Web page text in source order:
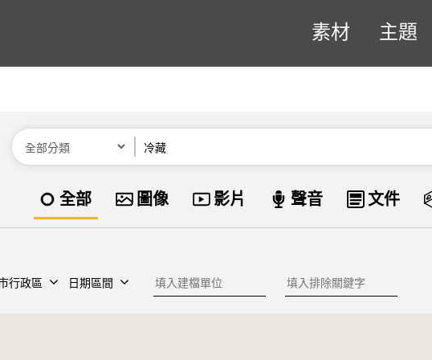
素材 主題
分類
資料類型
全部 圖像 影片 聲音 文件
行政區 日期區間 建檔單位 排除關鍵字